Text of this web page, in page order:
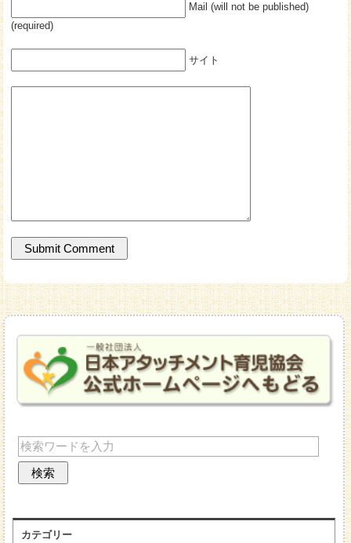
Mail (will not be published)
(required)
サイト
カテゴリー